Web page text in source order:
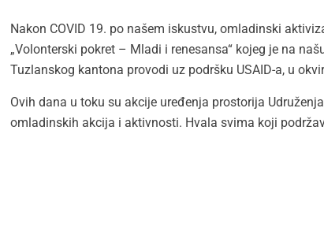
Nakon COVID 19. po našem iskustvu, omladinski
„Volonterski pokret – Mladi i renesansa“ kojeg je na
Tuzlanskog kantona provodi uz podršku USAID-a, u
Ovih dana u toku su akcije uređenja prostorija
omladinskih akcija i aktivnosti. Hvala svima koji